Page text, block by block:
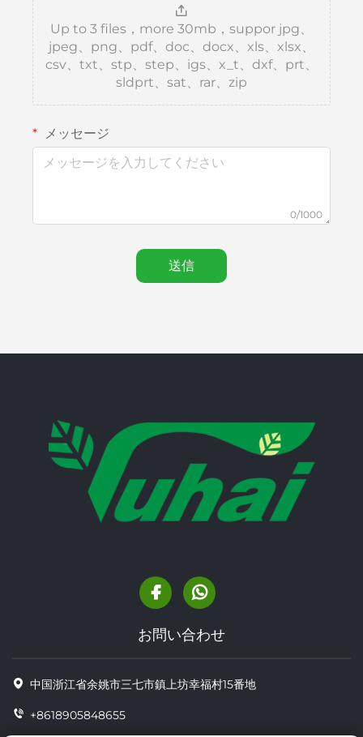
Up to 3 files，more 30mb，suppor jpg、
jpeg、png、pdf、doc、docx、xls、xlsx、
csv、txt、stp、step、igs、x_t、dxf、prt、
sldprt、sat、rar、zip
メッセージ
0/1000
送信
お問い合わせ
中国浙江省余姚市三七市鎮上坊幸福村15番地
+8618905848655